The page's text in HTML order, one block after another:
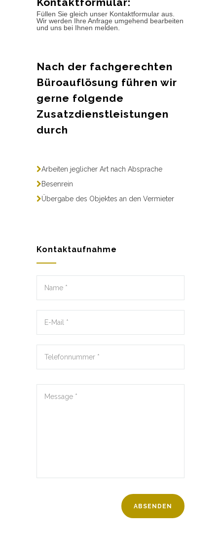
Füllen Sie gleich unser Kontaktformular aus.
Wir werden Ihre Anfrage umgehend bearbeiten
und uns bei Ihnen melden.
Nach der fachgerechten
Büroauflösung führen wir
gerne folgende
Zusatzdienstleistungen
durch
Arbeiten jeglicher Art nach Absprache
Besenrein
Übergabe des Objektes an den Vermieter
Kontaktaufnahme